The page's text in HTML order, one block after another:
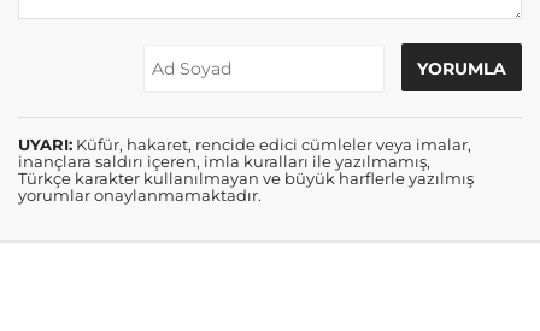
UYARI: Küfür, hakaret, rencide edici cümleler veya imalar,
inançlara saldırı içeren, imla kuralları ile yazılmamış,
Türkçe karakter kullanılmayan ve büyük harflerle yazılmış
yorumlar onaylanmamaktadır.